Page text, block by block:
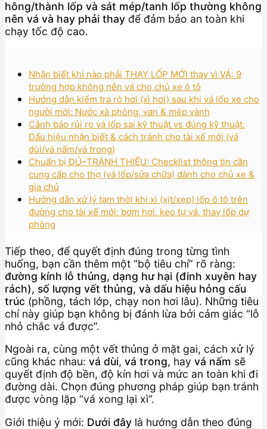
hông/thành lốp và sát mép/tanh lốp thường không
nên vá và hay phải thay để đảm bảo an toàn khi
chạy tốc độ cao.
Nhận biết khi nào phải THAY LỐP MỚI thay vì VÁ: 9
trường hợp không nên vá cho chủ xe ô tô
Hướng dẫn kiểm tra rò hơi (xì hơi) sau khi vá lốp xe cho
người mới: Nước xà phòng, van & mép vành
Cảnh báo rủi ro vá lốp sai kỹ thuật vs đúng kỹ thuật:
Dấu hiệu nhận biết & cách tránh cho tài xế mới (vá
dùi/vá nấm/vá trong)
Chuẩn bị ĐỦ–TRÁNH THIẾU: Checklist thông tin cần
cung cấp cho thợ (vá lốp/sửa chữa) dành cho chủ xe &
gia chủ
Hướng dẫn xử lý tạm thời khi xì (xịt/xẹp) lốp ô tô trên
đường cho tài xế mới: bơm hơi, keo tự vá, thay lốp dự
phòng
Tiếp theo, để quyết định đúng trong từng tình
huống, bạn cần thêm một “bộ tiêu chí” rõ ràng:
đường kính lỗ thủng, dạng hư hại (đinh xuyên hay
rách), số lượng vết thủng, và dấu hiệu hỏng cấu
trúc (phồng, tách lớp, chạy non hơi lâu). Những tiêu
chí này giúp bạn không bị đánh lừa bởi cảm giác “lỗ
nhỏ chắc vá được”.
Ngoài ra, cùng một vết thủng ở mặt gai, cách xử lý
cũng khác nhau: vá dùi, vá trong, hay vá nấm sẽ
quyết định độ bền, độ kín hơi và mức an toàn khi đi
đường dài. Chọn đúng phương pháp giúp bạn tránh
được vòng lặp “vá xong lại xì”.
Giới thiệu ý mới: Dưới đây là hướng dẫn theo đúng